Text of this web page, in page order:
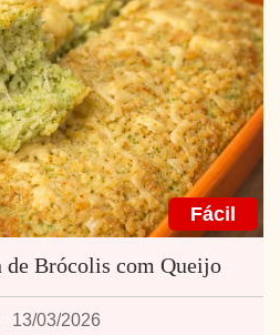
Fácil
de Brócolis com Queijo
13/03/2026